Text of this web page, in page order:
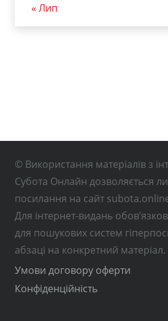
« Лип
© Використання матеріалів з
Субота Онлайн дозволяється
посилання на сайт
Для інтернет-видань
для пошукових систем
абзаці на конкретний матеріал.
Умови договору оферти
Конфіденційність